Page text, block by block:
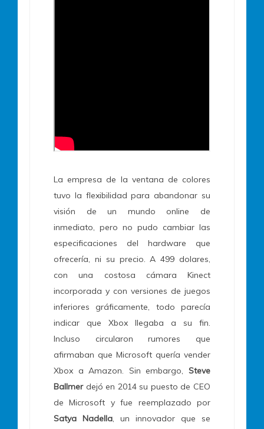
La empresa de la ventana de colores
tuvo la flexibilidad para abandonar su
visión de un mundo online de
inmediato, pero no pudo cambiar las
especificaciones del hardware que
ofrecería, ni su precio. A 499 dolares,
con una costosa cámara Kinect
incorporada y con versiones de juegos
inferiores gráficamente, todo parecía
indicar que Xbox llegaba a su fin.
Incluso circularon rumores que
afirmaban que Microsoft quería vender
Xbox a Amazon. Sin embargo, Steve
Ballmerdejó en 2014 su puesto de CEO
de Microsoft y fue reemplazado por
Satya Nadella , un innovador que se